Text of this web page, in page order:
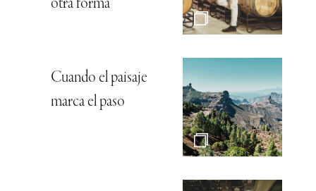
otra forma
Cuando el paisaje
marca el paso